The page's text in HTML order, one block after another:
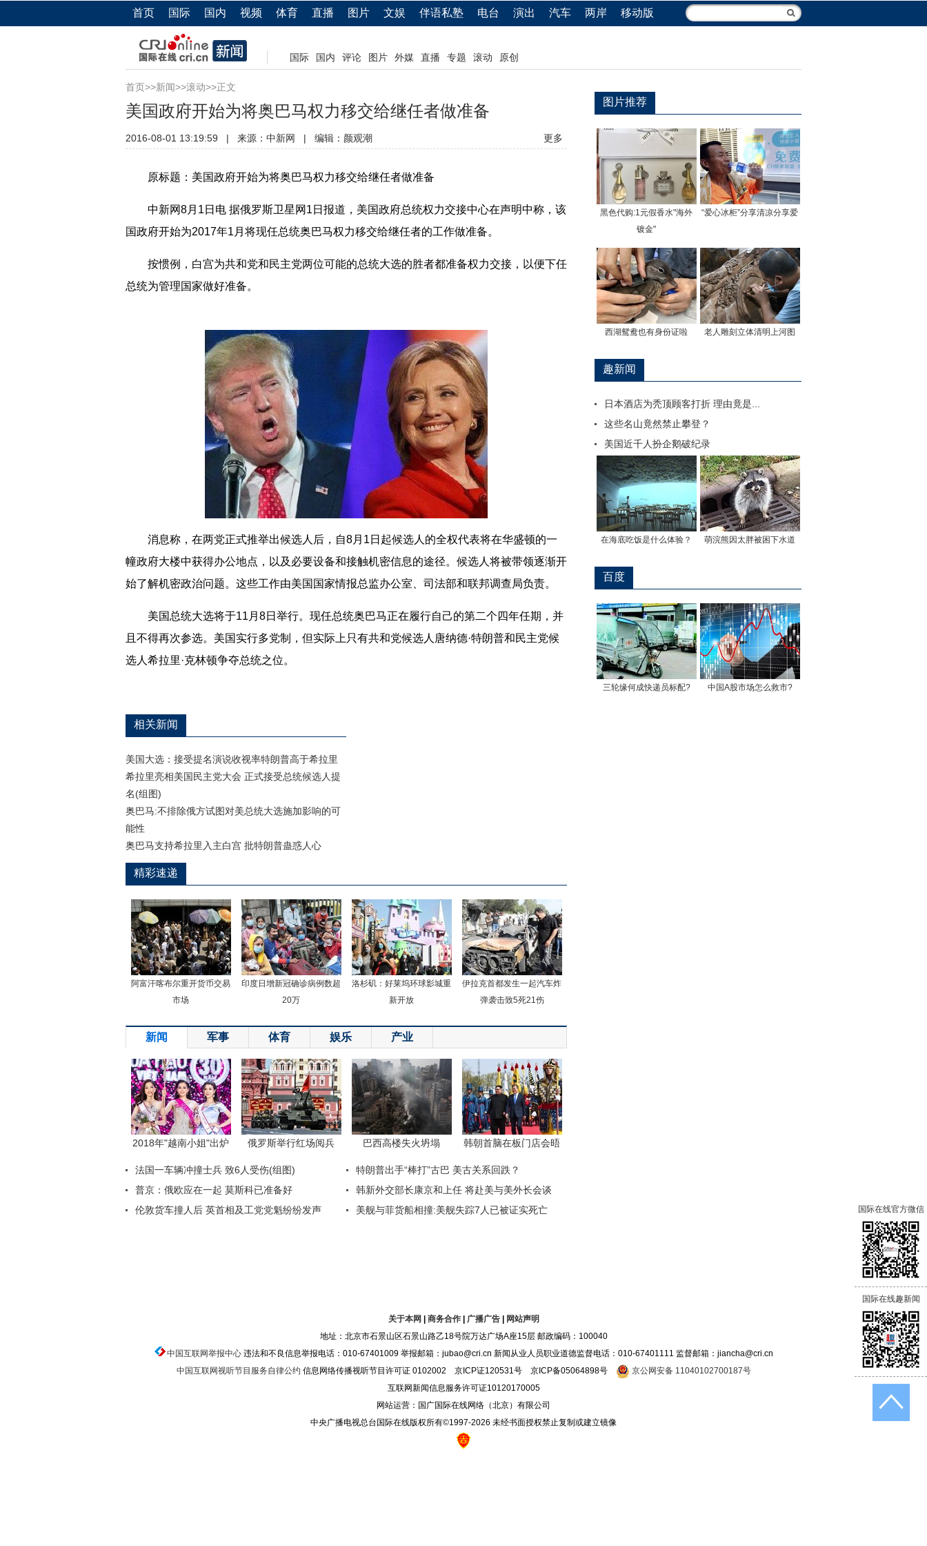
首页 国际 国内 视频 体育 直播 图片 文娱 伴语私塾 电台 演出 汽车 两岸 移动版
国际 国内 评论 图片 外媒 直播 专题 滚动 原创
首页>>新闻>>滚动>>正文
美国政府开始为将奥巴马权力移交给继任者做准备
2016-08-01 13:19:59 | 来源： 中新网 | 编辑：颜观潮 更多
原标题：美国政府开始为将奥巴马权力移交给继任者做准备
中新网8月1日电 据俄罗斯卫星网1日报道，美国政府总统权力交接中心在声明中称，该
国政府开始为2017年1月将现任总统奥巴马权力移交给继任者的工作做准备。
按惯例，白宫为共和党和民主党两位可能的总统大选的胜者都准备权力交接，以便下任
总统为管理国家做好准备。
消息称，在两党正式推举出候选人后，自8月1日起候选人的全权代表将在华盛顿的一
幢政府大楼中获得办公地点，以及必要设备和接触机密信息的途径。候选人将被带领逐渐开
始了解机密政治问题。这些工作由美国国家情报总监办公室、司法部和联邦调查局负责。
美国总统大选将于11月8日举行。现任总统奥巴马正在履行自己的第二个四年任期，并
且不得再次参选。美国实行多党制，但实际上只有共和党候选人唐纳德·特朗普和民主党候
选人希拉里·克林顿争夺总统之位。
相关新闻
美国大选：接受提名演说收视率特朗普高于希拉里
希拉里亮相美国民主党大会 正式接受总统候选人提
名(组图)
奥巴马:不排除俄方试图对美总统大选施加影响的可
能性
奥巴马支持希拉里入主白宫 批特朗普蛊惑人心
精彩速递
阿富汗喀布尔重开货币交易
市场
印度日增新冠确诊病例数超
20万
洛杉矶：好莱坞环球影城重
新开放
伊拉克首都发生一起汽车炸
弹袭击致5死21伤
新闻 军事 体育 娱乐 产业
图片推荐
黑色代购:1元假香水"海外
镀金"
“爱心冰柜”分享清凉分享爱
西湖鸳鸯也有身份证啦 老人雕刻立体清明上河图
趣新闻
日本酒店为秃顶顾客打折 理由竟是...
这些名山竟然禁止攀登？
美国近千人扮企鹅破纪录
在海底吃饭是什么体验？ 萌浣熊因太胖被困下水道
百度
三轮缘何成快递员标配? 中国A股市场怎么救市?
关于本网 商务合作| 广播广告|
网站声明
地址：北京市石景山区石景山路乙18号院万达广场A座15层 邮政编码：100040
中国互联网举报中心违法和不良信息举报电话：010-67401009 举报邮箱：jubao@cri.cn 新闻从业人员职业道德监督电话：010-67401111 监督邮箱：jiancha@cri.cn
中国互联网视听节目服务自律公约 信息网络传播视听节目许可证 0102002 京ICP证120531号 京ICP备05064898号
京公网安备 11040102700187号
互联网新闻信息服务许可证10120170005
网站运营：国广国际在线网络（北京）有限公司
中央广播电视总台国际在线版权所有©1997-2026 未经书面授权禁止复制或建立镜像
国际在线官方微信
国际在线趣新闻